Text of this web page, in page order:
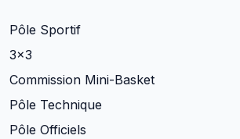
Pôle Sportif
3×3
Commission Mini-Basket
Pôle Technique
Pôle Officiels